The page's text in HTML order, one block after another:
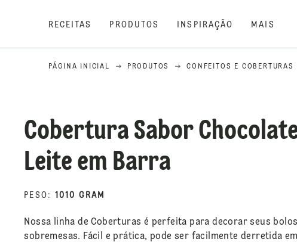
RECEITAS PRODUTOS INSPIRAÇÃO MAIS
PÁGINA INICIAL PRODUTOS CONFEITOS E COBERTURAS
Cobertura Sabor
Leite em Barra
PESO : 1010 GRAM
Nossa linha de Coberturas é perfeita para decorar seus
sobremesas. Fácil e prática, pode ser facilmente derretida